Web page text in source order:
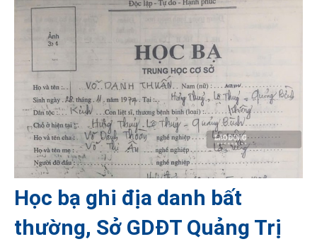
Học bạ ghi địa danh bất
thường, Sở GDĐT Quảng Trị